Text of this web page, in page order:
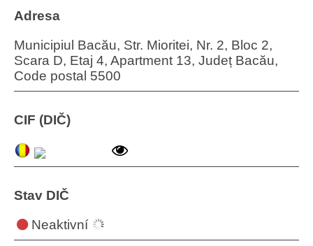
Adresa
Municipiul Bacău, Str. Mioritei, Nr. 2, Bloc 2,
Scara D, Etaj 4, Apartment 13, Județ Bacău,
Code postal 5500
CIF (DIČ)
Stav DIČ
Neaktivní